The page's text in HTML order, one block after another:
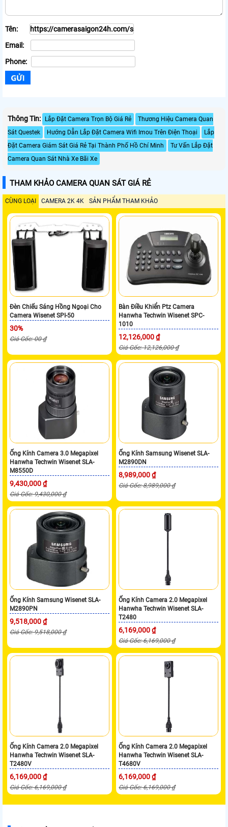
Tên:
Email:
Phone:
Thông Tin: Lắp Đặt Camera Trọn Bộ Giá Rẻ
Thương Hiệu Camera Quan
Sát Questek
Hướng Dẫn Lắp Đặt Camera Wifi Imou Trên Điện Thoại
Lắp
Đặt Camera Giám Sát Giá Rẻ Tại Thành Phố Hồ Chí Minh
Tư Vấn Lắp Đặt
Camera Quan Sát Nhà Xe Bãi Xe
THAM KHẢO CAMERA QUAN SÁT GIÁ RẺ
CÙNG LOẠI CAMERA 2K 4K SẢN PHẨM THAM KHẢO
Đèn Chiếu Sáng Hồng Ngoại Cho
Camera Wisenet SPI-50
30%
Giá Gốc: 00 ₫
Bàn Điều Khiển Ptz Camera
Hanwha Techwin Wisenet SPC-
1010
12,126,000 ₫
Giá Gốc: 12,126,000 ₫
Ống Kính Camera 3.0 Megapixel
Hanwha Techwin Wisenet SLA-
M8550D
9,430,000 ₫
Giá Gốc: 9,430,000 ₫
Ống Kính Samsung Wisenet SLA-
M2890DN
8,989,000 ₫
Giá Gốc: 8,989,000 ₫
Ống Kính Samsung Wisenet SLA-
M2890PN
9,518,000 ₫
Giá Gốc: 9,518,000 ₫
Ống Kính Camera 2.0 Megapixel
Hanwha Techwin Wisenet SLA-
T2480
6,169,000 ₫
Giá Gốc: 6,169,000 ₫
Ống Kính Camera 2.0 Megapixel
Hanwha Techwin Wisenet SLA-
T2480V
6,169,000 ₫
Giá Gốc: 6,169,000 ₫
Ống Kính Camera 2.0 Megapixel
Hanwha Techwin Wisenet SLA-
T4680V
6,169,000 ₫
Giá Gốc: 6,169,000 ₫